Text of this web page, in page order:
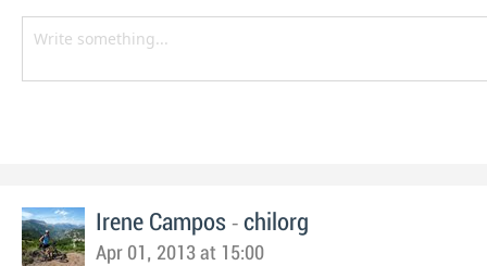
Irene Campos - chilorg
Apr 01, 2013 at 15:00